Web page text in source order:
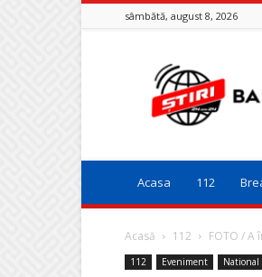
sâmbătă, august 8, 2026
Baia
Mare
24
Acasa 112
Acasă 112 FOTO / A
112 Eveniment National